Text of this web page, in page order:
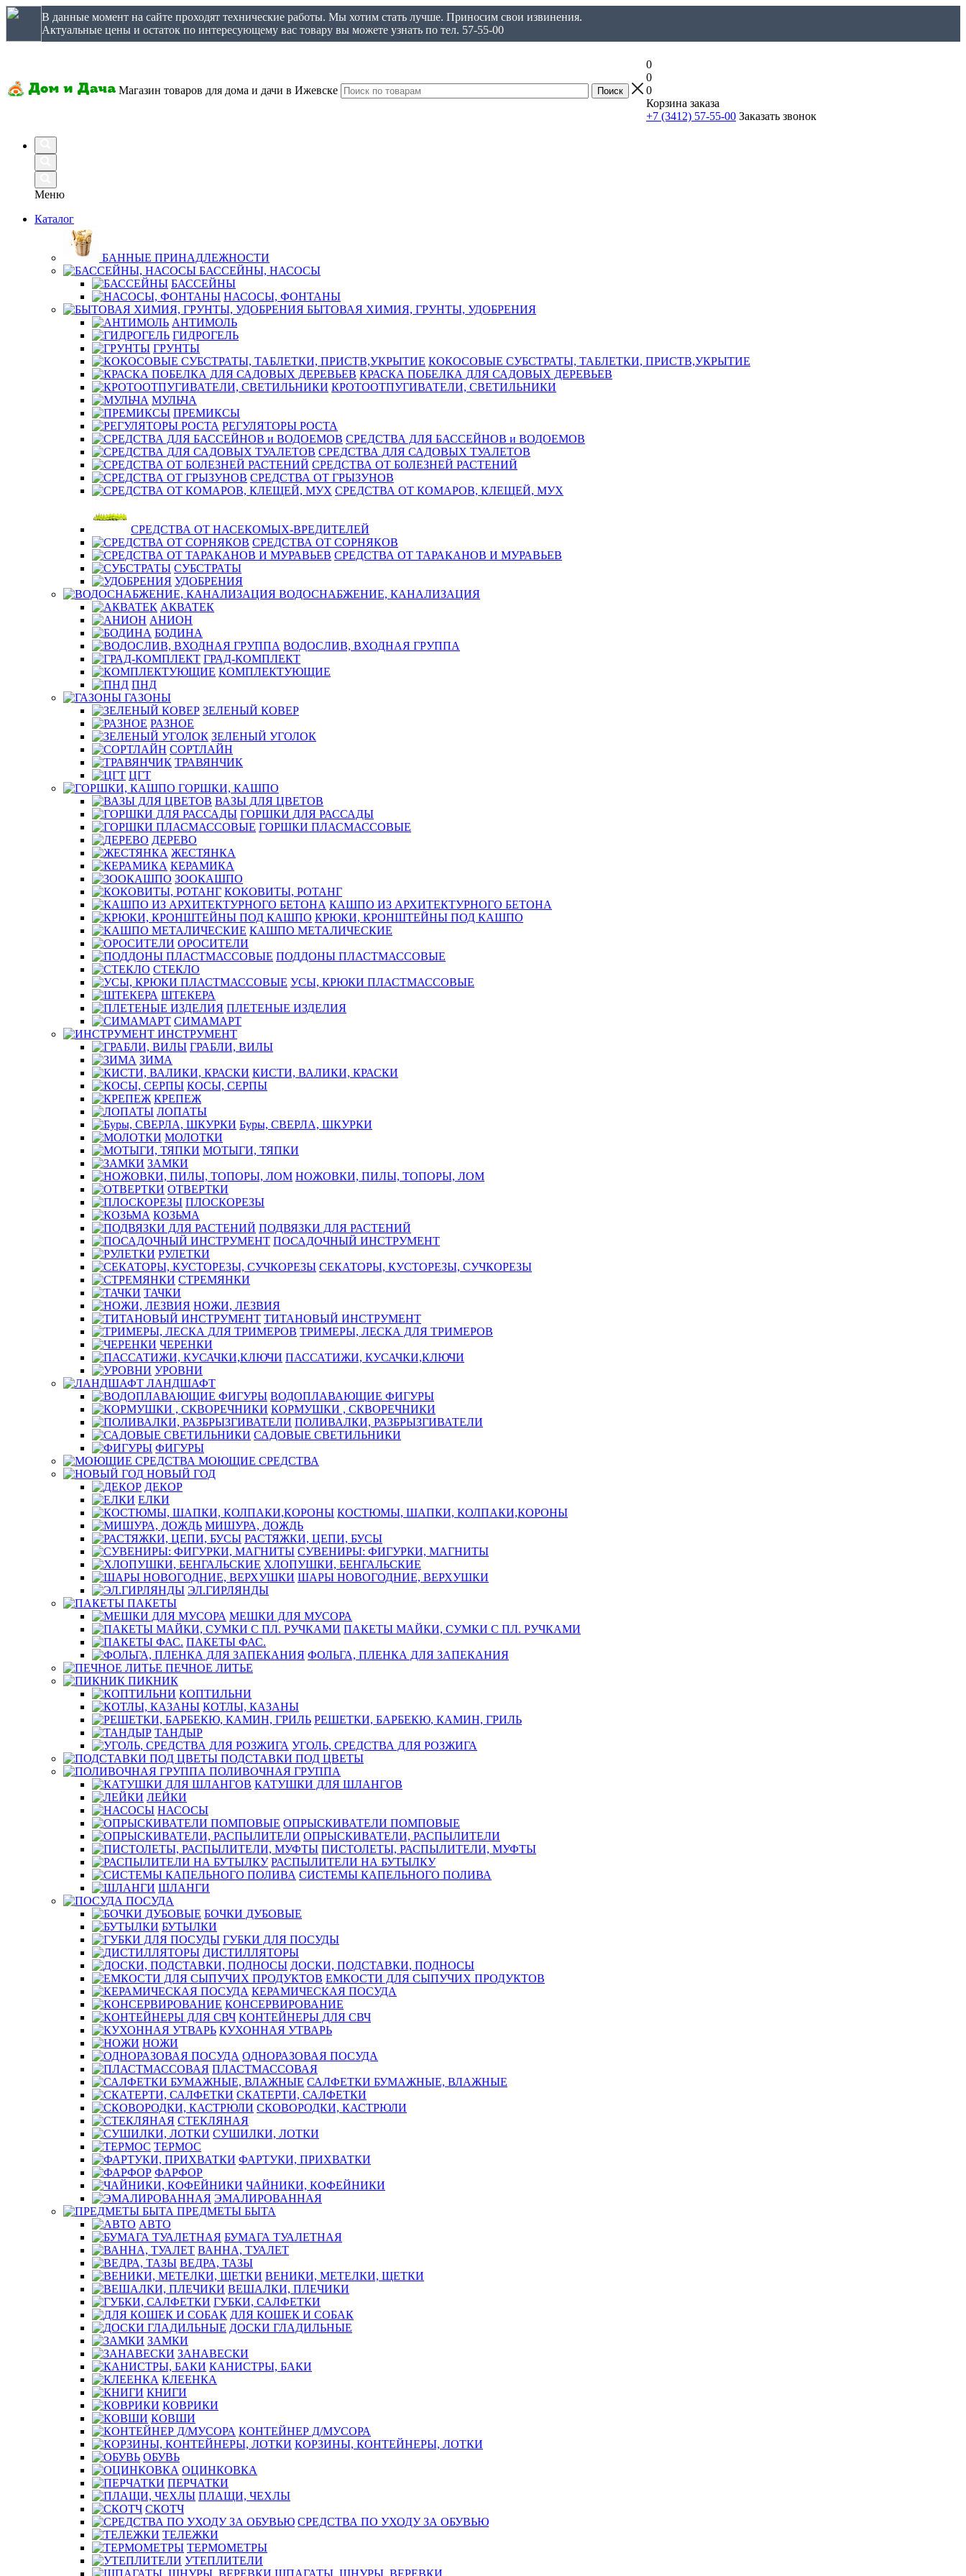
В данные момент на сайте проходят технические работы. Мы хотим стать лучше. Приносим свои извинения.
Актуальные цены и остаток по интересующему вас товару вы можете узнать по тел. 57-55-00
Магазин товаров для дома и дачи в Ижевске
0
0
0
Корзина заказа
+7 (3412) 57-55-00 Заказать звонок
Меню
Каталог
БАННЫЕ ПРИНАДЛЕЖНОСТИ
БАССЕЙНЫ, НАСОСЫ
БАССЕЙНЫ
НАСОСЫ, ФОНТАНЫ
БЫТОВАЯ ХИМИЯ, ГРУНТЫ, УДОБРЕНИЯ
АНТИМОЛЬ
ГИДРОГЕЛЬ
ГРУНТЫ
КОКОСОВЫЕ СУБСТРАТЫ, ТАБЛЕТКИ, ПРИСТВ,УКРЫТИЕ
КРАСКА ПОБЕЛКА ДЛЯ САДОВЫХ ДЕРЕВЬЕВ
КРОТООТПУГИВАТЕЛИ, СВЕТИЛЬНИКИ
МУЛЬЧА
ПРЕМИКСЫ
РЕГУЛЯТОРЫ РОСТА
СРЕДСТВА ДЛЯ БАССЕЙНОВ и ВОДОЕМОВ
СРЕДСТВА ДЛЯ САДОВЫХ ТУАЛЕТОВ
СРЕДСТВА ОТ БОЛЕЗНЕЙ РАСТЕНИЙ
СРЕДСТВА ОТ ГРЫЗУНОВ
СРЕДСТВА ОТ КОМАРОВ, КЛЕЩЕЙ, МУХ
СРЕДСТВА ОТ НАСЕКОМЫХ-ВРЕДИТЕЛЕЙ
СРЕДСТВА ОТ СОРНЯКОВ
СРЕДСТВА ОТ ТАРАКАНОВ И МУРАВЬЕВ
СУБСТРАТЫ
УДОБРЕНИЯ
ВОДОСНАБЖЕНИЕ, КАНАЛИЗАЦИЯ
АКВАТЕК
АНИОН
БОДИНА
ВОДОСЛИВ, ВХОДНАЯ ГРУППА
ГРАД-КОМПЛЕКТ
КОМПЛЕКТУЮЩИЕ
ПНД
ГАЗОНЫ
ЗЕЛЕНЫЙ КОВЕР
РАЗНОЕ
ЗЕЛЕНЫЙ УГОЛОК
СОРТЛАЙН
ТРАВЯНЧИК
ЦГТ
ГОРШКИ, КАШПО
ВАЗЫ ДЛЯ ЦВЕТОВ
ГОРШКИ ДЛЯ РАССАДЫ
ГОРШКИ ПЛАСМАССОВЫЕ
ДЕРЕВО
ЖЕСТЯНКА
КЕРАМИКА
ЗООКАШПО
КОКОВИТЫ, РОТАНГ
КАШПО ИЗ АРХИТЕКТУРНОГО БЕТОНА
КРЮКИ, КРОНШТЕЙНЫ ПОД КАШПО
КАШПО МЕТАЛИЧЕСКИЕ
ОРОСИТЕЛИ
ПОДДОНЫ ПЛАСТМАССОВЫЕ
СТЕКЛО
УСЫ, КРЮКИ ПЛАСТМАССОВЫЕ
ШТЕКЕРА
ПЛЕТЕНЫЕ ИЗДЕЛИЯ
СИМАМАРТ
ИНСТРУМЕНТ
ГРАБЛИ, ВИЛЫ
ЗИМА
КИСТИ, ВАЛИКИ, КРАСКИ
КОСЫ, СЕРПЫ
КРЕПЕЖ
ЛОПАТЫ
Буры, СВЕРЛА, ШКУРКИ
МОЛОТКИ
МОТЫГИ, ТЯПКИ
ЗАМКИ
НОЖОВКИ, ПИЛЫ, ТОПОРЫ, ЛОМ
ОТВЕРТКИ
ПЛОСКОРЕЗЫ
КОЗЬМА
ПОДВЯЗКИ ДЛЯ РАСТЕНИЙ
ПОСАДОЧНЫЙ ИНСТРУМЕНТ
РУЛЕТКИ
СЕКАТОРЫ, КУСТОРЕЗЫ, СУЧКОРЕЗЫ
СТРЕМЯНКИ
ТАЧКИ
НОЖИ, ЛЕЗВИЯ
ТИТАНОВЫЙ ИНСТРУМЕНТ
ТРИМЕРЫ, ЛЕСКА ДЛЯ ТРИМЕРОВ
ЧЕРЕНКИ
ПАССАТИЖИ, КУСАЧКИ,КЛЮЧИ
УРОВНИ
ЛАНДШАФТ
ВОДОПЛАВАЮЩИЕ ФИГУРЫ
КОРМУШКИ , СКВОРЕЧНИКИ
ПОЛИВАЛКИ, РАЗБРЫЗГИВАТЕЛИ
САДОВЫЕ СВЕТИЛЬНИКИ
ФИГУРЫ
МОЮЩИЕ СРЕДСТВА
НОВЫЙ ГОД
ДЕКОР
ЕЛКИ
КОСТЮМЫ, ШАПКИ, КОЛПАКИ,КОРОНЫ
МИШУРА, ДОЖДЬ
РАСТЯЖКИ, ЦЕПИ, БУСЫ
СУВЕНИРЫ: ФИГУРКИ, МАГНИТЫ
ХЛОПУШКИ, БЕНГАЛЬСКИЕ
ШАРЫ НОВОГОДНИЕ, ВЕРХУШКИ
ЭЛ.ГИРЛЯНДЫ
ПАКЕТЫ
МЕШКИ ДЛЯ МУСОРА
ПАКЕТЫ МАЙКИ, СУМКИ С ПЛ. РУЧКАМИ
ПАКЕТЫ ФАС.
ФОЛЬГА, ПЛЕНКА ДЛЯ ЗАПЕКАНИЯ
ПЕЧНОЕ ЛИТЬЕ
ПИКНИК
КОПТИЛЬНИ
КОТЛЫ, КАЗАНЫ
РЕШЕТКИ, БАРБЕКЮ, КАМИН, ГРИЛЬ
ТАНДЫР
УГОЛЬ, СРЕДСТВА ДЛЯ РОЗЖИГА
ПОДСТАВКИ ПОД ЦВЕТЫ
ПОЛИВОЧНАЯ ГРУППА
КАТУШКИ ДЛЯ ШЛАНГОВ
ЛЕЙКИ
НАСОСЫ
ОПРЫСКИВАТЕЛИ ПОМПОВЫЕ
ОПРЫСКИВАТЕЛИ, РАСПЫЛИТЕЛИ
ПИСТОЛЕТЫ, РАСПЫЛИТЕЛИ, МУФТЫ
РАСПЫЛИТЕЛИ НА БУТЫЛКУ
СИСТЕМЫ КАПЕЛЬНОГО ПОЛИВА
ШЛАНГИ
ПОСУДА
БОЧКИ ДУБОВЫЕ
БУТЫЛКИ
ГУБКИ ДЛЯ ПОСУДЫ
ДИСТИЛЛЯТОРЫ
ДОСКИ, ПОДСТАВКИ, ПОДНОСЫ
ЕМКОСТИ ДЛЯ СЫПУЧИХ ПРОДУКТОВ
КЕРАМИЧЕСКАЯ ПОСУДА
КОНСЕРВИРОВАНИЕ
КОНТЕЙНЕРЫ ДЛЯ СВЧ
КУХОННАЯ УТВАРЬ
НОЖИ
ОДНОРАЗОВАЯ ПОСУДА
ПЛАСТМАССОВАЯ
САЛФЕТКИ БУМАЖНЫЕ, ВЛАЖНЫЕ
СКАТЕРТИ, САЛФЕТКИ
СКОВОРОДКИ, КАСТРЮЛИ
СТЕКЛЯНАЯ
СУШИЛКИ, ЛОТКИ
ТЕРМОС
ФАРТУКИ, ПРИХВАТКИ
ФАРФОР
ЧАЙНИКИ, КОФЕЙНИКИ
ЭМАЛИРОВАННАЯ
ПРЕДМЕТЫ БЫТА
АВТО
БУМАГА ТУАЛЕТНАЯ
ВАННА, ТУАЛЕТ
ВЕДРА, ТАЗЫ
ВЕНИКИ, МЕТЕЛКИ, ЩЕТКИ
ВЕШАЛКИ, ПЛЕЧИКИ
ГУБКИ, САЛФЕТКИ
ДЛЯ КОШЕК И СОБАК
ДОСКИ ГЛАДИЛЬНЫЕ
ЗАМКИ
ЗАНАВЕСКИ
КАНИСТРЫ, БАКИ
КЛЕЕНКА
КНИГИ
КОВРИКИ
КОВШИ
КОНТЕЙНЕР Д/МУСОРА
КОРЗИНЫ, КОНТЕЙНЕРЫ, ЛОТКИ
ОБУВЬ
ОЦИНКОВКА
ПЕРЧАТКИ
ПЛАЩИ, ЧЕХЛЫ
СКОТЧ
СРЕДСТВА ПО УХОДУ ЗА ОБУВЬЮ
ТЕЛЕЖКИ
ТЕРМОМЕТРЫ
УТЕПЛИТЕЛИ
ШПАГАТЫ, ШНУРЫ, ВЕРЕВКИ